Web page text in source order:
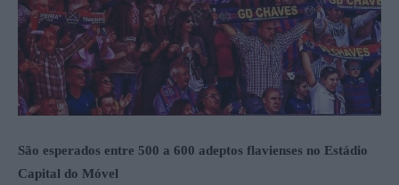
São esperados entre 500 a 600 adeptos flavienses no Estádio
Capital do Móvel